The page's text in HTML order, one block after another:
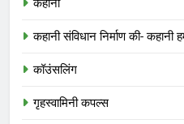
कहानी
कहानी संविधान निर्माण की- कहानी
कॉउंसलिंग
गृहस्वामिनी कपल्स